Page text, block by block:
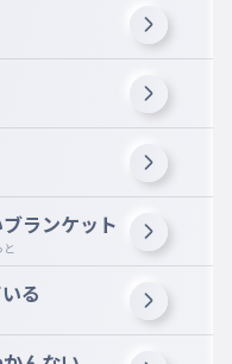
ランケット
る